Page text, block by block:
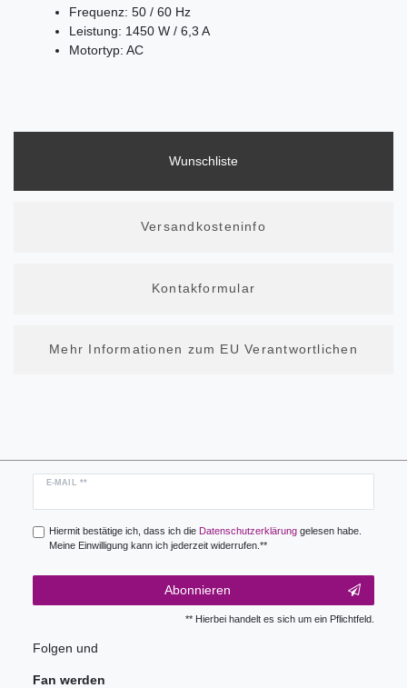
Frequenz: 50 / 60 Hz
Leistung: 1450 W / 6,3 A
Motortyp: AC
Wunschliste
Versandkosteninfo
Kontakformular
Mehr Informationen zum EU Verantwortlichen
E-MAIL **
Newsletter
Hiermit bestätige ich, dass ich die Daten­schutz­erklärunggelesen habe.
Meine Einwilligung kann ich jederzeit widerrufen.**
Abonnieren
** Hierbei handelt es sich um ein Pflichtfeld.
Folgen und
Fan werden